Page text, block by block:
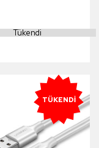
Tükendi
TÜKENDI